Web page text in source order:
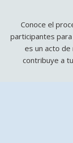
Conoce el
participantes
es un acto de
contribuye a